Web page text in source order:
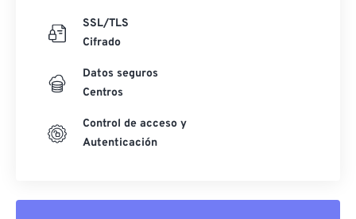
SSL/TLS
Cifrado
Datos seguros
Centros
Control de acceso y
Autenticación